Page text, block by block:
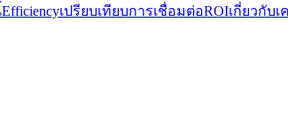
Efficiencyเปรียบเทียบการเชื่อมต่อROIเกี่ยวกับเ